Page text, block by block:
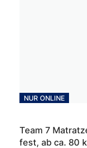
NUR ONLINE
Team 7
fest, ab ca. 80